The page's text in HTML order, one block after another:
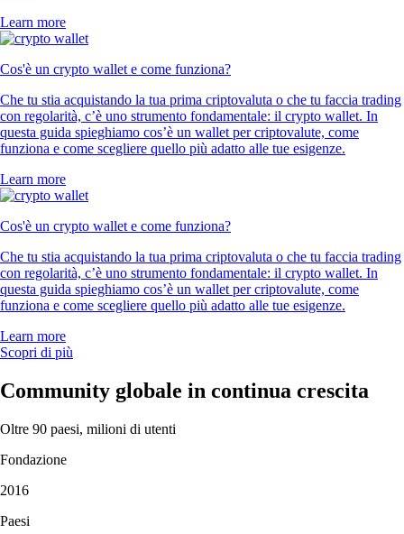
Learn more
Cos'è un crypto wallet e come funziona?
Che tu stia acquistando la tua prima criptovaluta o che tu faccia trading
con regolarità, c’è uno strumento fondamentale: il crypto wallet. In
questa guida spieghiamo cos’è un wallet per criptovalute, come
funziona e come scegliere quello più adatto alle tue esigenze.
Learn more
Cos'è un crypto wallet e come funziona?
Che tu stia acquistando la tua prima criptovaluta o che tu faccia trading
con regolarità, c’è uno strumento fondamentale: il crypto wallet. In
questa guida spieghiamo cos’è un wallet per criptovalute, come
funziona e come scegliere quello più adatto alle tue esigenze.
Learn more
Scopri di più
Community globale in continua crescita
Oltre 90 paesi, milioni di utenti
Fondazione
2016
Paesi